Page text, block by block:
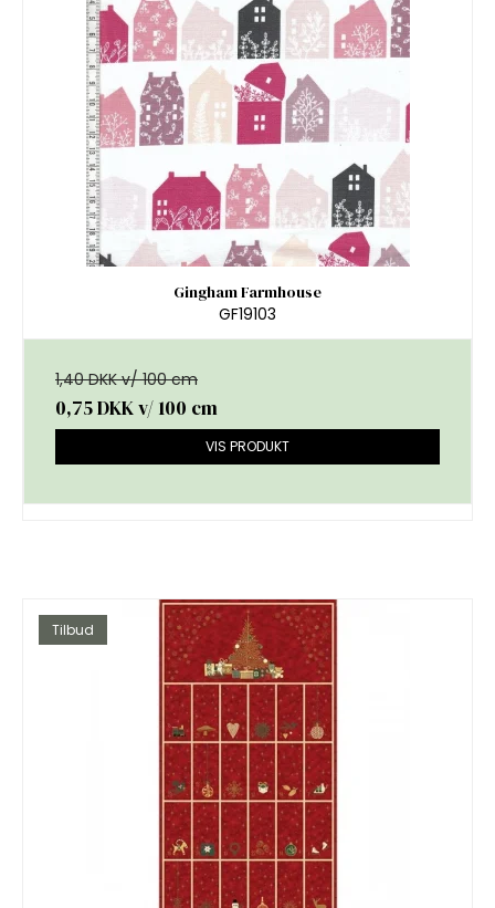
Gingham Farmhouse
GF19103
1,40 DKK v/ 100 cm
0,75 DKKv/ 100 cm
VIS PRODUKT
Tilbud